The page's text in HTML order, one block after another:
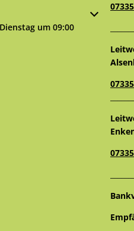
Öffnungs- oder Schließzeiten
um 09:00